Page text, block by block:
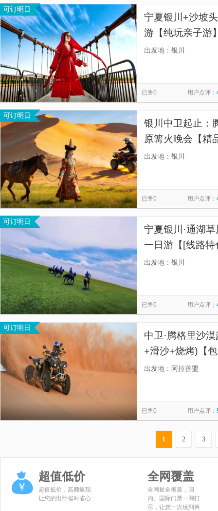
可订明日
宁夏银川+沙坡
游【纯玩亲子游
2-6人精致小团
出发地：银川
已售0 用户点评：
可订明日
银川中卫起止：
原篝火晚会【精
单，怕太阳晒，
出发地：银川
已售0 用户点评：
可订明日
宁夏银川·通湖
一日游【[线路
区)、沙坡头(黄
出发地：银川
已售0 用户点评：
可订明日
中卫·腾格里沙
+滑沙+烧烤)【
1顶)+骑骆驼+冲
出发地：阿拉善盟
已售0 用户点评：
1 2 3
超值低价
超值低价，高额返现
让您的出行省时省心
全网覆盖
全网最全覆盖，国
内、国际门票一网打
尽，让您一次玩到爽